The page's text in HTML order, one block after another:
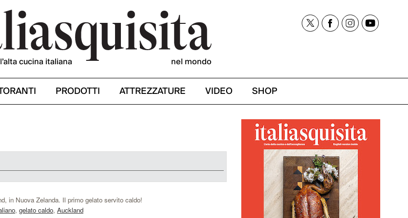
cucina italiana nel mondo
PRODOTTI ATTREZZATURE VIDEO SHOP
in Nuova Zelanda. Il primo gelato servito caldo!
, gelato caldo, Auckland